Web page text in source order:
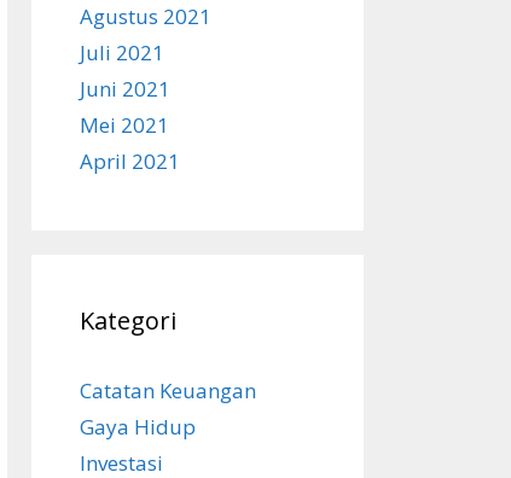
Agustus 2021
Juli 2021
Juni 2021
Mei 2021
April 2021
Kategori
Catatan Keuangan
Gaya Hidup
Investasi